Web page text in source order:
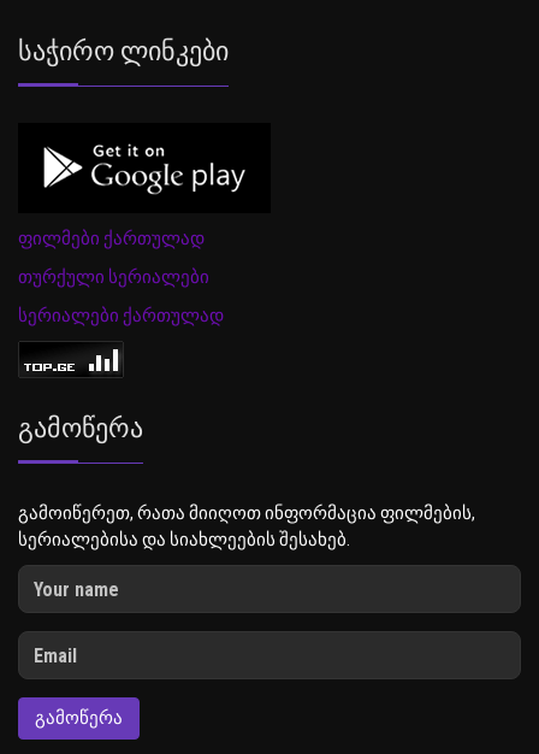
Საჭირო Ლინკები
ფილმები ქართულად
თურქული სერიალები
სერიალები ქართულად
Გამოწერა
გამოიწერეთ, რათა მიიღოთ ინფორმაცია ფილმების,
სერიალებისა და სიახლეების შესახებ.
ᲒᲐᲛᲝᲬᲔᲠᲐ